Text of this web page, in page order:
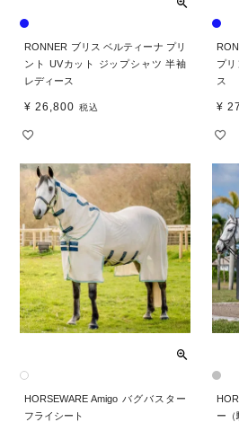
RONNER ブリス ベルティーナ プリ
ント UVカット ジップシャツ 半袖
レディース
¥ 26,800 税込
プ
ス
¥
HORSEWARE Amigo バグバスター
フライシート
ー（